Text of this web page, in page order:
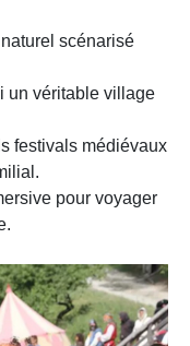
scénarisé
un véritable village
festivals médiévaux
pour voyager